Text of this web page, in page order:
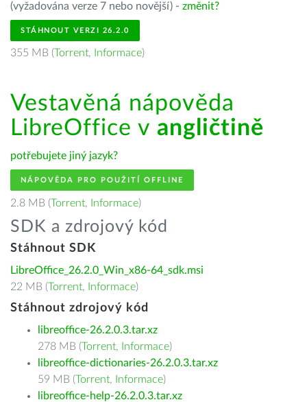
(vyžadována verze 7 nebo novější) - změnit?
STÁHNOUT VERZI 26.2.0
355 MB (Torrent, Informace)
Vestavěná nápověda
LibreOffice v angličtině
potřebujete jiný jazyk?
NÁPOVĚDA PRO POUŽITÍ OFFLINE
2.8 MB (Torrent, Informace)
SDK a zdrojový kód
Stáhnout SDK
LibreOffice_26.2.0_Win_x86-64_sdk.msi
22 MB (Torrent, Informace)
Stáhnout zdrojový kód
libreoffice-26.2.0.3.tar.xz
278 MB (Torrent, Informace)
libreoffice-dictionaries-26.2.0.3.tar.xz
59 MB (Torrent, Informace)
libreoffice-help-26.2.0.3.tar.xz